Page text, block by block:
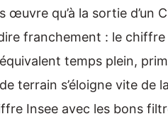
qu’à la sortie d’un
franchement : le
temps plein,
terrain s’éloigne vite de
Insee avec les bons